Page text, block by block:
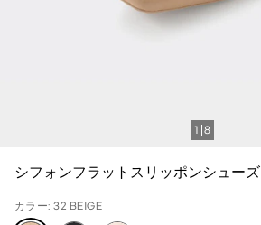
1 8
シフォンフラットスリッポンシューズ
カラー: 32 BEIGE